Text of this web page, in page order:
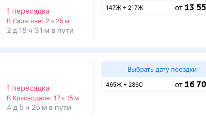
1 пересадка
В Саратове: 2 ч 25 м
2 д 18 ч 31 м в пути
147Ж + 217Ж от 13
1 пересадка
В Краснодаре: 17 ч 15 м
4 д 5 ч 25 м в пути
Выбрать дату поездки
465Ж + 286С от 16